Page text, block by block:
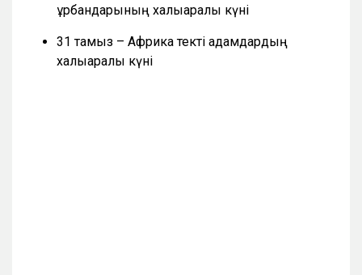
құрбандарының халықаралық күні
31 тамыз – Африка текті адамдардың
халықаралық күні